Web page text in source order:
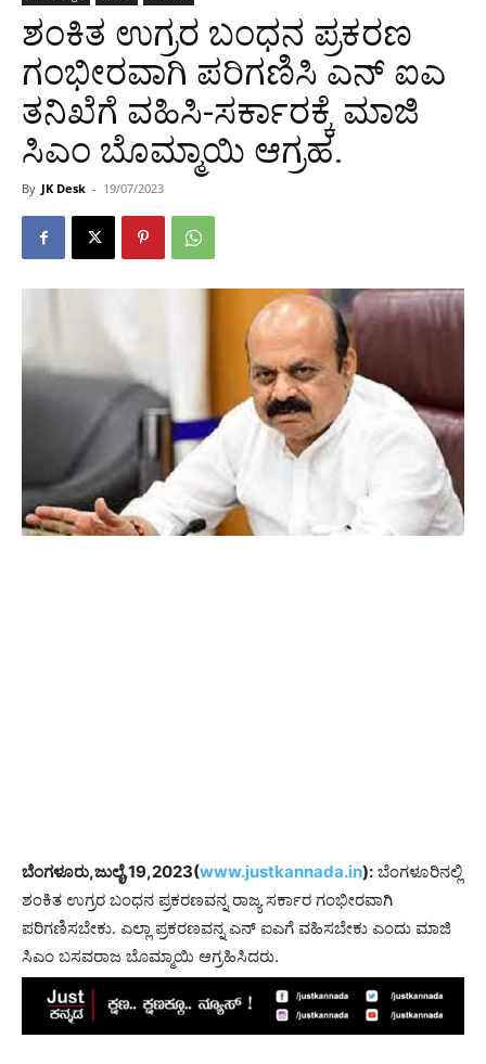
ಶಂಕಿತ ಉಗ್ರರ ಬಂಧನ ಪ್ರಕರಣ
ಗಂಭೀರವಾಗಿ ಪರಿಗಣಿಸಿ ಎನ್ ಐಎ
ತನಿಖೆಗೆ ವಹಿಸಿ-ಸರ್ಕಾರಕ್ಕೆ ಮಾಜಿ
ಸಿಎಂ ಬೊಮ್ಮಾಯಿ ಆಗ್ರಹ.
By JK Desk - 19/07/2023
ಬೆಂಗಳೂರು,ಜುಲೈ,19,2023(www.justkannada.in): ಬೆಂಗಳೂರಿನಲ್ಲಿ
ಶಂಕಿತ ಉಗ್ರರ ಬಂಧನ ಪ್ರಕರಣವನ್ನ ರಾಜ್ಯ ಸರ್ಕಾರ ಗಂಭೀರವಾಗಿ
ಪರಿಗಣಿಸಬೇಕು. ಎಲ್ಲಾ ಪ್ರಕರಣವನ್ನ ಎನ್ ಐಎಗೆ ವಹಿಸಬೇಕು ಎಂದು ಮಾಜಿ
ಸಿಎಂ ಬಸವರಾಜ ಬೊಮ್ಮಾಯಿ ಆಗ್ರಹಿಸಿದರು.